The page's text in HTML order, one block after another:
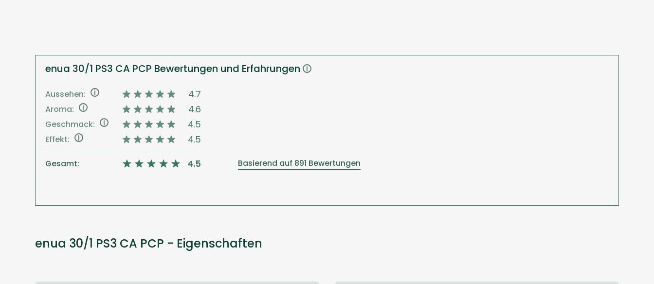
enua 30/1 PS3 CA PCP Bewertungen und Erfahrungen i
Aussehen: i 4.7
Aroma: i 4.6
Geschmack: i 4.5
Effekt: i 4.5
Gesamt: 4.5 Basierend auf 891 Bewertungen
enua 30/1 PS3 CA PCP - Eigenschaften